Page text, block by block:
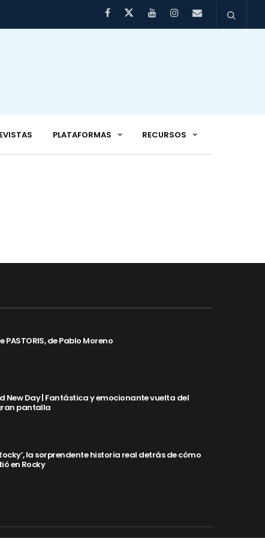
PLATAFORMAS RECURSOS
PASTORIS, de Pablo Moreno
New Day | Fantástica y emocionante vuelta del
pantalla
la sorprendente historia real detrás de cómo
en Rocky